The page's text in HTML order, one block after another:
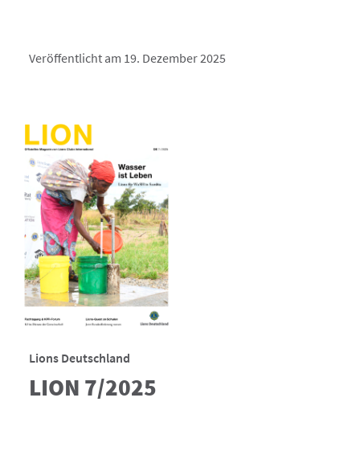
Veröffentlicht am 19. Dezember 2025
Lions Deutschland
LION 7/2025